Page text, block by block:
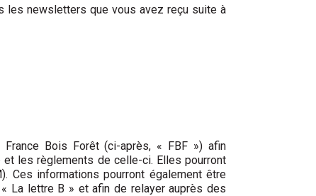
les newsletters que vous avez reçu suite à
France Bois Forêt (ci-après, « FBF ») afin
et les règlements de celle-ci. Elles pourront
Ces informations pourront également être
La lettre B » et afin de relayer auprès des